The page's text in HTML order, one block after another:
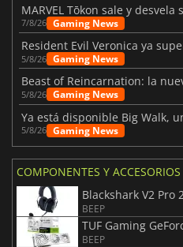
7/8/26 Gaming News
5/8/26 Gaming News
5/8/26 Gaming News
5/8/26 Gaming News
COMPONENTES Y ACCESORIOS
Blackshark V2 Pro
BEEP
BEEP